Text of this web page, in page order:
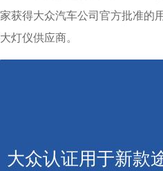
家获得大众汽车公司官方批准的
大灯仪供应商。
大众认证用于新款